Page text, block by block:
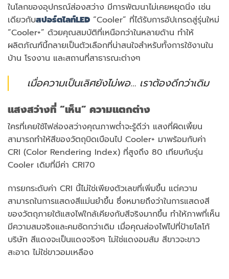
ในโลกของอุปกรณ์ส่องสว่าง มีการพัฒนาไม่เคยหยุดนิ่ง เช่น
เดียวกับสปอร์ตไลท์LED “Cooler” ที่ได้รับการอัปเกรดสู่รุ่นใหม่
“Cooler+” ด้วยคุณสมบัติที่เหนือกว่าในหลายด้าน ทำให้
ผลิตภัณฑ์นี้กลายเป็นตัวเลือกที่น่าสนใจสำหรับทั้งการใช้งานใน
บ้าน โรงงาน และสถานที่สาธารณะต่างๆ
เมื่อความเป็นเลิศยังไม่พอ… เราต้องดีกว่าเดิม
แสงสว่างที่ “เห็น” ความแตกต่าง
ใครที่เคยใช้ไฟส่องสว่างคุณภาพต่ำจะรู้ดีว่า แสงที่ผิดเพี้ยน
สามารถทำให้สีของวัตถุบิดเบือนไป Cooler+ มาพร้อมกับค่า
CRI (Color Rendering Index) ที่สูงถึง 80 เทียบกับรุ่น
Cooler เดิมที่มีค่า CRI70
การยกระดับค่า CRI นี้ไม่ใช่เพียงตัวเลขที่เพิ่มขึ้น แต่ความ
สามารถในการแสดงสีแม่นยำขึ้น ซึ่งหมายถึงว่าในการแสดงสี
ของวัตถุภายใต้แสงไฟใกล้เคียงกับสีจริงมากขึ้น ทำให้ภาพที่เห็น
มีความสมจริงและคมชัดกว่าเดิม เมื่อคุณส่องไฟไปที่ป้ายโลโก้
บริษัท สีแดงจะเป็นแดงจริงๆ ไม่ใช่แดงอมส้ม สีขาวจะขาว
สะอาด ไม่ใช่ขาวอมเหลือง